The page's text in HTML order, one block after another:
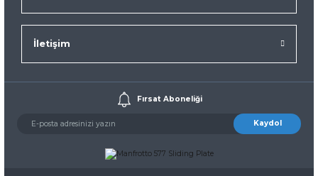
İletişim
Fırsat Aboneliği
Kaydol